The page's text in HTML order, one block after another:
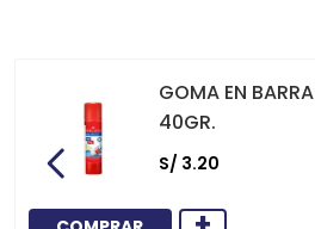
GOMA EN BARRA
40GR.
S/ 3.20